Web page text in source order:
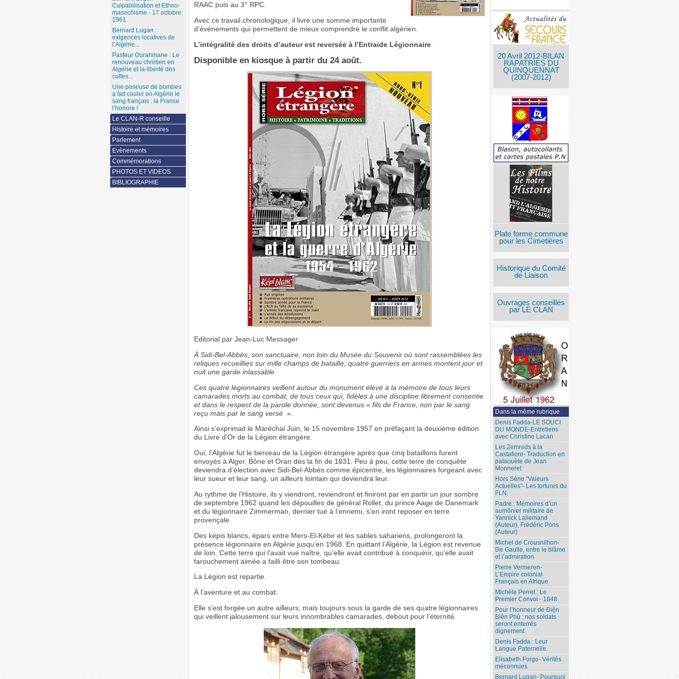
RAAC puis au 3° RPC.
Avec ce travail chronologique, il livre une somme importante
d’événements qui permettent de mieux comprendre le conflit algérien.
L’intégralité des droits d’auteur est reversée à l’Entraide Légionnaire.
Disponible en kiosque à partir du 24 août.
Editorial par Jean-Luc Messager
À Sidi-Bel-Abbès, son sanctuaire, non loin du Musée du Souvenir où sont rassemblées les
reliques recueillies sur mille champs de bataille, quatre guerriers en armes montent jour et
nuit une garde inlassable.
Ces quatre légionnaires veillent autour du monument élevé à la mémoire de tous leurs
camarades morts au combat, de tous ceux qui, fidèles à une discipline librement consentie
et dans le respect de la parole donnée, sont devenus « fils de France, non par le sang
reçu mais par le sang versé ».
Ainsi s’exprimait le Maréchal Juin, le 15 novembre 1957 en préfaçant la deuxième édition
du Livre d’Or de la Légion étrangère.
Oui, l’Algérie fut le berceau de la Légion étrangère après que cinq bataillons furent
envoyés à Alger, Bône et Oran dès la fin de 1831. Peu à peu, cette terre de conquête
deviendra d’élection avec Sidi-Bel-Abbès comme épicentre, les légionnaires forgeant avec
leur sueur et leur sang, un ailleurs lointain qui deviendra leur.
Au rythme de l’Histoire, ils y viendront, reviendront et finiront par en partir un jour sombre
de septembre 1962 quand les dépouilles de général Rollet, du prince Aage de Danemark
et du légionnaire Zimmerman, dernier tué à l’ennemi, s’en iront reposer en terre
provençale.
Des képis blancs, épars entre Mers-El-Kébir et les sables sahariens, prolongeront la
présence légionnaire en Algérie jusqu’en 1968. En quittant l’Algérie, la Légion est revenue
de loin. Cette terre qui l’avait vue naître, qu’elle avait contribué à conquérir, qu’elle avait
farouchement aimée a failli être son tombeau.
La Légion est repartie.
À l’aventure et au combat.
Elle s’est forgée un autre ailleurs, mais toujours sous la garde de ses quatre légionnaires
qui veillent jalousement sur leurs innombrables camarades, debout pour l’éternité.
20 Avril 2012-BILAN
RAPATRIES DU
QUINQUENNAT
(2007-2012)
Plate forme commune
pour les Cimetières
Historique du Comité
de Liaison
Ouvrages conseillés
par LE CLAN
Dans la même rubrique
Denis Fadda-LE SOUCI
DU MONDE-Entretiens
avec Christine Lacan
Les Zemrods à la
Castafiore- Traduction en
pataouète de Jean
Monneret
Hors Série "Valeurs
Actuelles"- Les tortures du
FLN.
Padre : Mémoires d’un
aumônier militaire de
Yannick Lallemand
(Auteur), Frédéric Pons
(Auteur)
Michel de Crousnilhon-
De Gaulle, entre le blâme
et l’admiration.
Pierre Vermeren-
L’Empire colonial
Français en Afrique
Michèle Perret : Le
Premier Convoi - 1848
Pour l’honneur de Ðiện
Biên Phủ : nos soldats
seront enterrés
dignement
Denis Fadda : Leur
Langue Paternelle.
Elisabeth Forgo- Vérités
méconnues
Bernard Lugan- Pourquoi
Culpabilisation et Ethno-
masochisme - 17 octobre
1961
Bernard Lugan :
exigences locatives de
l’Algérie...
Pasteur Ourahmane : Le
renouveau chrétien en
Algérie et la liberté des
cultes...
Une poseuse de bombes
a fait couler en Algérie le
sang français : la France
l’honore !
Le CLAN-R conseille
Histoire et mémoires
Parlement
Evènements
Commémorations
PHOTOS ET VIDEOS
BIBLIOGRAPHIE